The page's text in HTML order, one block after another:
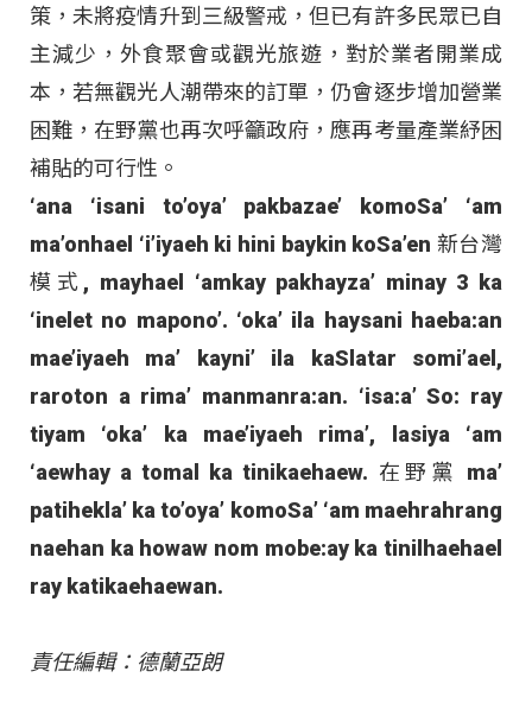
策，未將疫情升到三級警戒，但已有許多民眾已自
主減少，外食聚會或觀光旅遊，對於業者開業成
本，若無觀光人潮帶來的訂單，仍會逐步增加營業
困難，在野黨也再次呼籲政府，應再考量產業紓困
補貼的可行性。
‘ana ‘isani to’oya’ pakbazae’ komoSa’ ‘am
ma’onhael ‘i’iyaeh ki hini baykin koSa’en 新台灣
模式, mayhael ‘amkay pakhayza’ minay 3 ka
‘inelet no mapono’. ‘oka’ ila haysani haeba:an
mae’iyaeh ma’ kayni’ ila kaSlatar somi’ael,
raroton a rima’ manmanra:an. ‘isa:a’ So: ray
tiyam ‘oka’ ka mae’iyaeh rima’, lasiya ‘am
‘aewhay a tomal ka tinikaehaew. 在野黨 ma’
patihekla’ ka to’oya’ komoSa’ ‘am maehrahrang
naehan ka howaw nom mobe:ay ka tinilhaehael
ray katikaehaewan.
責任編輯：德蘭亞朗